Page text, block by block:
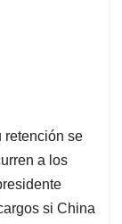
retención se
a los
si China